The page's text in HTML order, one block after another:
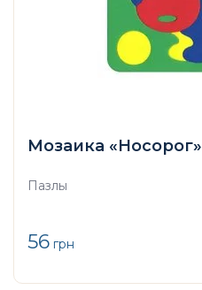
Мозаика «Носорог»
Пазлы
56 грн